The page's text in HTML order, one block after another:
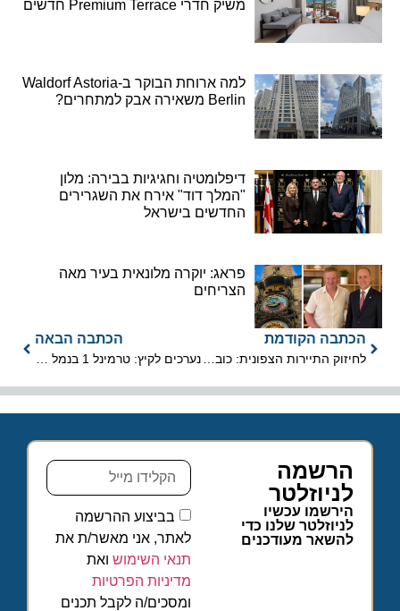
משיק חדרי Premium Terrace חדשים
למה ארוחת הבוקר ב-Waldorf Astoria
Berlin משאירה אבק למתחרים?
דיפלומטיה וחגיגיות בבירה: מלון
"המלך דוד" אירח את השגרירים
החדשים בישראל
פראג: יוקרה מלונאית בעיר מאה
הצריחים
הכתבה הקודמת
לחיזוק התיירות הצפונית: כובשים את פסגת החרמון בסימן דובדבן אל-רום
הכתבה הבאה
נערכים לקיץ: טרמינל 1 בנמל התעופה בן גוריון יפתח מחדש לפעילות
הרשמה
לניוזלטר
הירשמו עכשיו
לניוזלטר שלנו כדי
להשאר מעודכנים
בביצוע ההרשמה
לאתר, אני מאשר/ת את
תנאי השימוש ואת
מדיניות הפרטיות
ומסכים/ה לקבל תכנים